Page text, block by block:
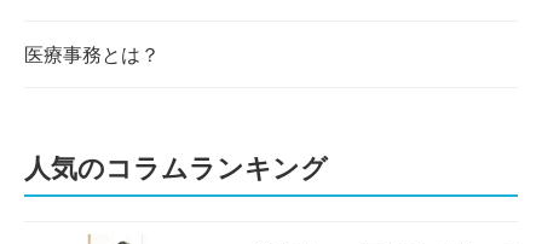
医療事務とは？
人気のコラムランキング